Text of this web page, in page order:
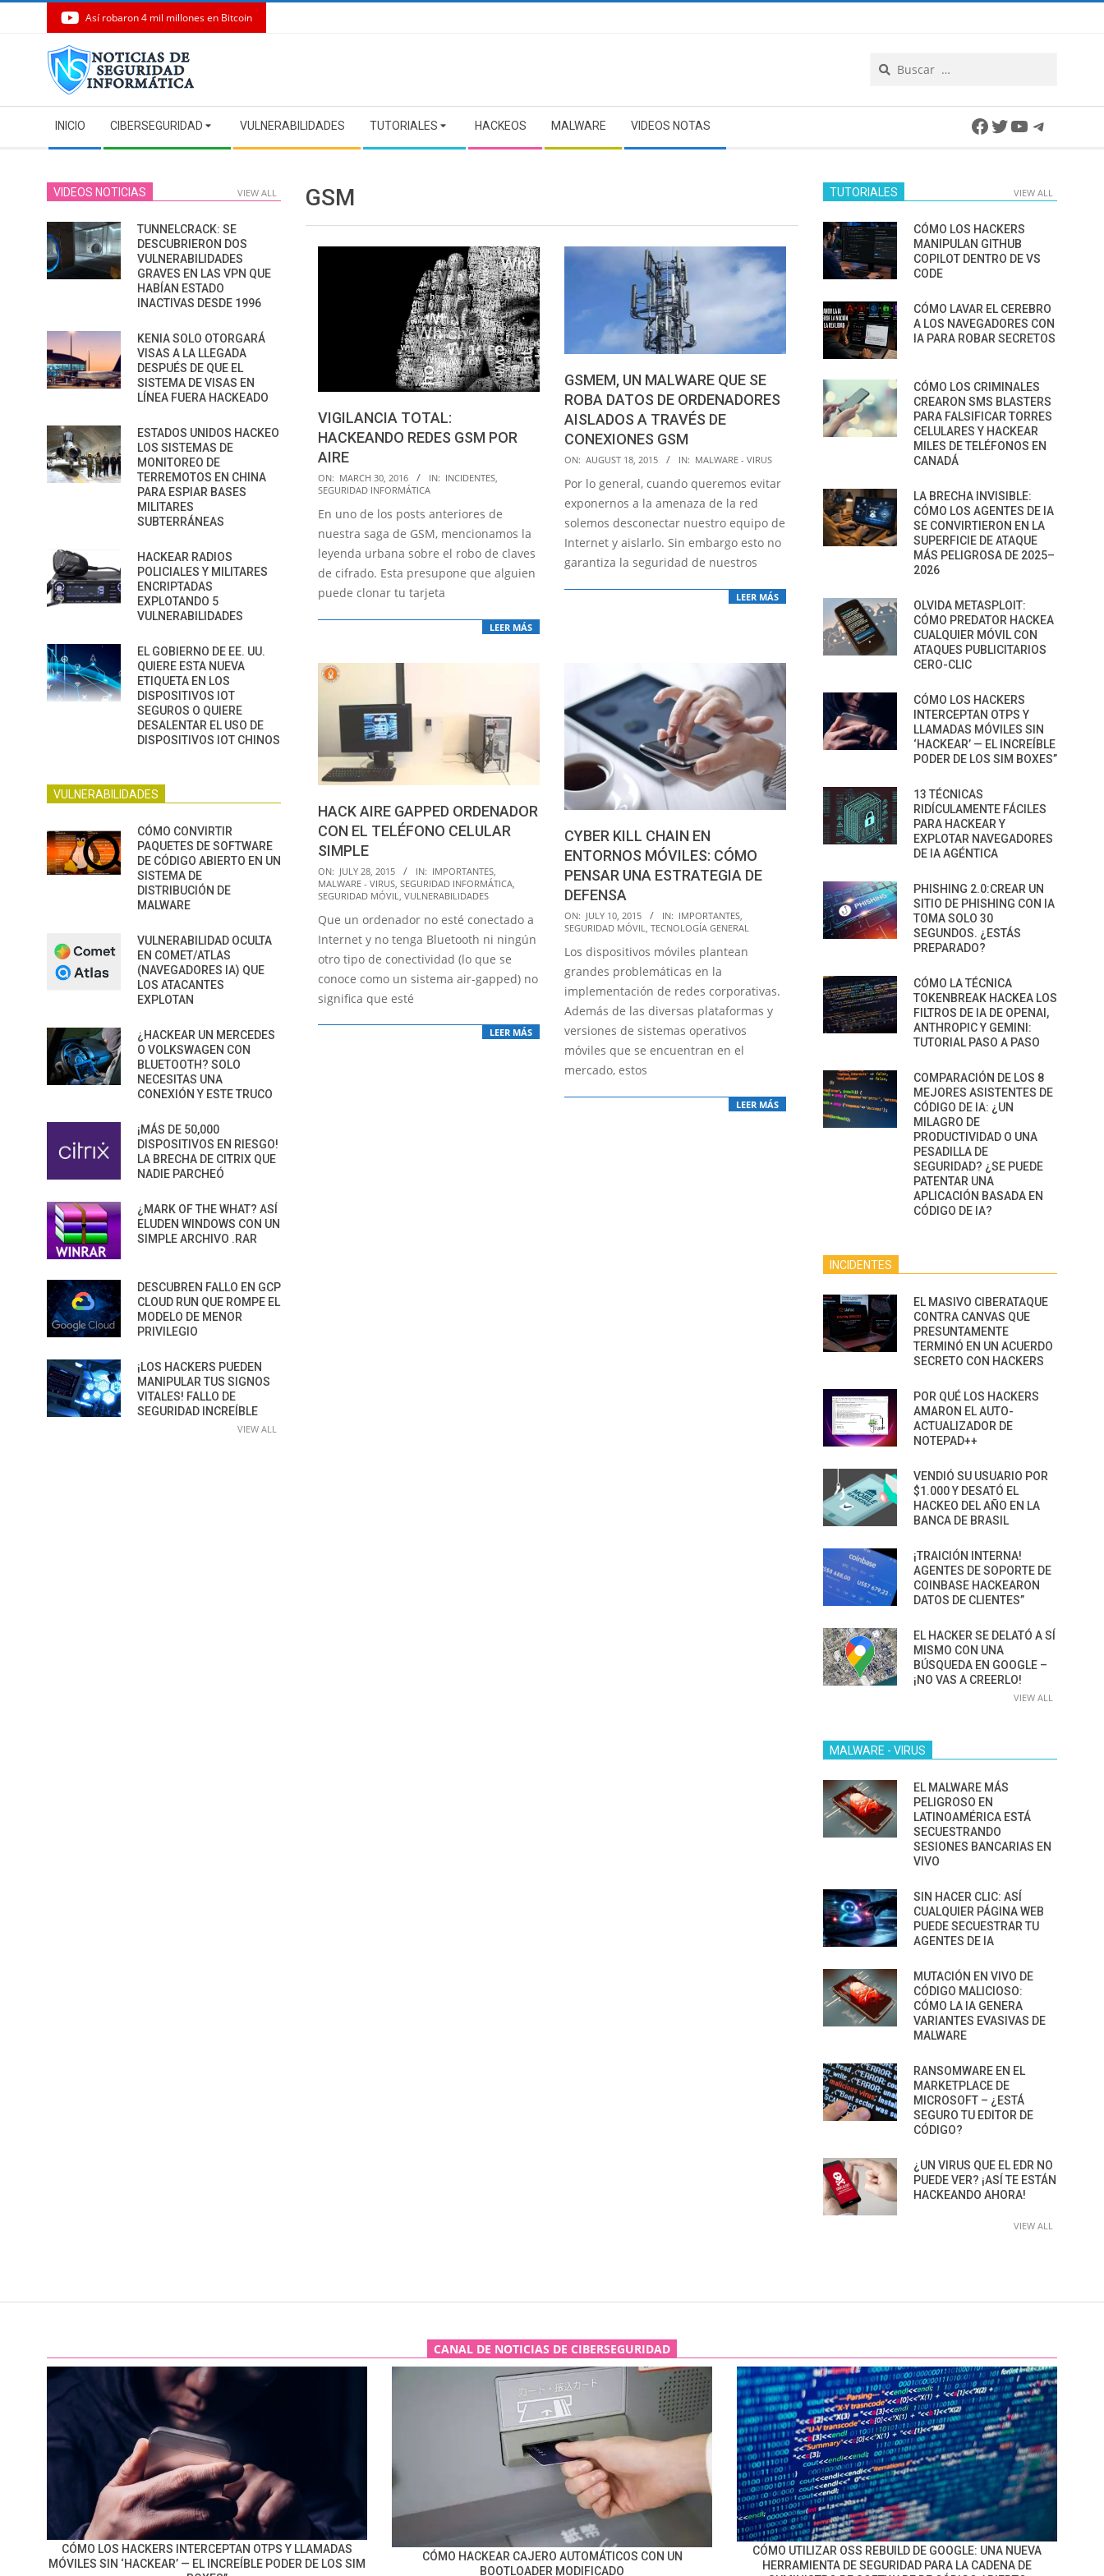
Así robaron 4 mil millones en Bitcoin
Navigation
Menu
INICIO CIBERSEGURIDAD VULNERABILIDADES TUTORIALES HACKEOS MALWARE VIDEOS NOTAS Facebook
Twitter
YouTube
GSM
VIGILANCIA TOTAL:
HACKEANDO REDES GSM POR
AIRE
2016-
03-
30
ON: MARCH 30, 2016 IN: INCIDENTES,
SEGURIDAD INFORMÁTICA
En uno de los posts anteriores de
nuestra saga de GSM, mencionamos la
leyenda urbana sobre el robo de claves
de cifrado. Esta presupone que alguien
puede clonar tu tarjeta
LEER MÁS
GSMEM, UN MALWARE QUE SE
ROBA DATOS DE ORDENADORES
AISLADOS A TRAVÉS DE
CONEXIONES GSM
2015-
08-
18
ON: AUGUST 18, 2015 IN: MALWARE - VIRUS
Por lo general, cuando queremos evitar
exponernos a la amenaza de la red
solemos desconectar nuestro equipo de
Internet y aislarlo. Sin embargo esto no
garantiza la seguridad de nuestros
LEER MÁS
HACK AIRE GAPPED ORDENADOR
CON EL TELÉFONO CELULAR
SIMPLE
2015-
07-
ON: JULY 28, 2015 IN: IMPORTANTES
MALWARE - VIRUS SEGURIDAD INFORMÁTICA
SEGURIDAD MÓVIL
VULNERABILIDADES
Que un ordenador no esté conectado a
Internet y no tenga Bluetooth ni ningún
otro tipo de conectividad (lo que se
conoce como un sistema air-gapped) no
significa que esté
LEER MÁS
CYBER KILL CHAIN EN
ENTORNOS MÓVILES: CÓMO
PENSAR UNA ESTRATEGIA DE
DEFENSA
2015-
07-
10
ON: JULY 10, 2015 IN: IMPORTANTES,
SEGURIDAD MÓVIL, TECNOLOGÍA GENERAL
Los dispositivos móviles plantean
grandes problemáticas en la
implementación de redes corporativas.
Además de las diversas plataformas y
versiones de sistemas operativos
móviles que se encuentran en el
mercado, estos
LEER MÁS
VIDEOS NOTICIAS VIEW ALL
TUNNELCRACK: SE
DESCUBRIERON DOS
VULNERABILIDADES
GRAVES EN LAS VPN QUE
HABÍAN ESTADO
INACTIVAS DESDE 1996
KENIA SOLO OTORGARÁ
VISAS A LA LLEGADA
DESPUÉS DE QUE EL
SISTEMA DE VISAS EN
LÍNEA FUERA HACKEADO
ESTADOS UNIDOS HACKEO
LOS SISTEMAS DE
MONITOREO DE
TERREMOTOS EN CHINA
PARA ESPIAR BASES
MILITARES
SUBTERRÁNEAS
HACKEAR RADIOS
POLICIALES Y MILITARES
ENCRIPTADAS
EXPLOTANDO 5
VULNERABILIDADES
EL GOBIERNO DE EE. UU.
QUIERE ESTA NUEVA
ETIQUETA EN LOS
DISPOSITIVOS IOT
SEGUROS O QUIERE
DESALENTAR EL USO DE
DISPOSITIVOS IOT CHINOS
VULNERABILIDADES
CÓMO CONVIRTIR
PAQUETES DE SOFTWARE
DE CÓDIGO ABIERTO EN UN
SISTEMA DE
DISTRIBUCIÓN DE
MALWARE
VULNERABILIDAD OCULTA
EN COMET/ATLAS
(NAVEGADORES IA) QUE
LOS ATACANTES
EXPLOTAN
¿HACKEAR UN MERCEDES
O VOLKSWAGEN CON
BLUETOOTH? SOLO
NECESITAS UNA
CONEXIÓN Y ESTE TRUCO
¡MÁS DE 50,000
DISPOSITIVOS EN RIESGO!
LA BRECHA DE CITRIX QUE
NADIE PARCHEÓ
¿MARK OF THE WHAT? ASÍ
ELUDEN WINDOWS CON UN
SIMPLE ARCHIVO .RAR
DESCUBREN FALLO EN GCP
CLOUD RUN QUE ROMPE EL
MODELO DE MENOR
PRIVILEGIO
¡LOS HACKERS PUEDEN
MANIPULAR TUS SIGNOS
VITALES! FALLO DE
SEGURIDAD INCREÍBLE
VIEW ALL
TUTORIALES VIEW ALL
CÓMO LOS HACKERS
MANIPULAN GITHUB
COPILOT DENTRO DE VS
CODE
CÓMO LAVAR EL CEREBRO
A LOS NAVEGADORES CON
IA PARA ROBAR SECRETOS
CÓMO LOS CRIMINALES
CREARON SMS BLASTERS
PARA FALSIFICAR TORRES
CELULARES Y HACKEAR
MILES DE TELÉFONOS EN
CANADÁ
LA BRECHA INVISIBLE:
CÓMO LOS AGENTES DE IA
SE CONVIRTIERON EN LA
SUPERFICIE DE ATAQUE
MÁS PELIGROSA DE 2025–
2026
OLVIDA METASPLOIT:
CÓMO PREDATOR HACKEA
CUALQUIER MÓVIL CON
ATAQUES PUBLICITARIOS
CERO-CLIC
CÓMO LOS HACKERS
INTERCEPTAN OTPS Y
LLAMADAS MÓVILES SIN
‘HACKEAR’ — EL INCREÍBLE
PODER DE LOS SIM BOXES”
13 TÉCNICAS
RIDÍCULAMENTE FÁCILES
PARA HACKEAR Y
EXPLOTAR NAVEGADORES
DE IA AGÉNTICA
PHISHING 2.0:CREAR UN
SITIO DE PHISHING CON IA
TOMA SOLO 30
SEGUNDOS. ¿ESTÁS
PREPARADO?
CÓMO LA TÉCNICA
TOKENBREAK HACKEA LOS
FILTROS DE IA DE OPENAI,
ANTHROPIC Y GEMINI:
TUTORIAL PASO A PASO
COMPARACIÓN DE LOS 8
MEJORES ASISTENTES DE
CÓDIGO DE IA: ¿UN
MILAGRO DE
PRODUCTIVIDAD O UNA
PESADILLA DE
SEGURIDAD? ¿SE PUEDE
PATENTAR UNA
APLICACIÓN BASADA EN
CÓDIGO DE IA?
INCIDENTES
EL MASIVO CIBERATAQUE
CONTRA CANVAS QUE
PRESUNTAMENTE
TERMINÓ EN UN ACUERDO
SECRETO CON HACKERS
POR QUÉ LOS HACKERS
AMARON EL AUTO-
ACTUALIZADOR DE
NOTEPAD++
VENDIÓ SU USUARIO POR
$1.000 Y DESATÓ EL
HACKEO DEL AÑO EN LA
BANCA DE BRASIL
¡TRAICIÓN INTERNA!
AGENTES DE SOPORTE DE
COINBASE HACKEARON
DATOS DE CLIENTES”
EL HACKER SE DELATÓ A SÍ
MISMO CON UNA
BÚSQUEDA EN GOOGLE –
¡NO VAS A CREERLO!
VIEW ALL
MALWARE - VIRUS
EL MALWARE MÁS
PELIGROSO EN
LATINOAMÉRICA ESTÁ
SECUESTRANDO
SESIONES BANCARIAS EN
VIVO
SIN HACER CLIC: ASÍ
CUALQUIER PÁGINA WEB
PUEDE SECUESTRAR TU
AGENTES DE IA
MUTACIÓN EN VIVO DE
CÓDIGO MALICIOSO:
CÓMO LA IA GENERA
VARIANTES EVASIVAS DE
MALWARE
RANSOMWARE EN EL
MARKETPLACE DE
MICROSOFT – ¿ESTÁ
SEGURO TU EDITOR DE
CÓDIGO?
¿UN VIRUS QUE EL EDR NO
PUEDE VER? ¡ASÍ TE ESTÁN
HACKEANDO AHORA!
VIEW ALL
CANAL DE NOTICIAS DE CIBERSEGURIDAD
CÓMO LOS HACKERS INTERCEPTAN OTPS Y LLAMADAS
MÓVILES SIN ‘HACKEAR’ — EL INCREÍBLE PODER DE LOS SIM
CÓMO HACKEAR CAJERO AUTOMÁTICOS CON UN
BOOTLOADER MODIFICADO
CÓMO UTILIZAR OSS REBUILD DE GOOGLE: UNA NUEVA
HERRAMIENTA DE SEGURIDAD PARA LA CADENA DE